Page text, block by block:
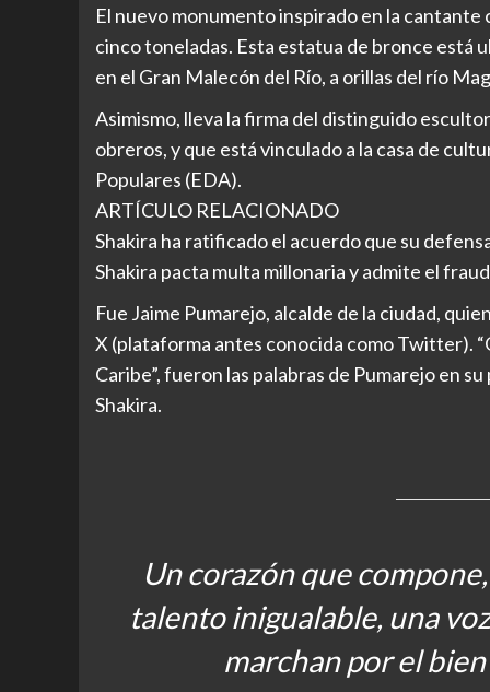
El nuevo monumento inspirado en la
cinco toneladas. Esta estatua de bronce está
en el Gran Malecón del Río, a orillas del río
Asimismo, lleva la firma del distinguido
obreros, y que está vinculado a la casa de
Populares (EDA).
ARTÍCULO RELACIONADO
Shakira ha ratificado el acuerdo que su
Shakira pacta multa millonaria y admite el
Fue Jaime Pumarejo, alcalde de la ciudad,
X (plataforma antes conocida como Twitter).
Caribe”, fueron las palabras de Pumarejo en
Shakira.
Un corazón que
talento inigualable, una
marchan por el